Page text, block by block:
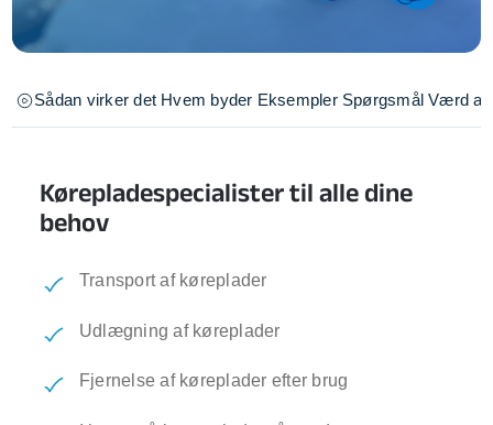
Sådan virker det Hvem byder Eksempler Spørgsmål Værd at
Kørepladespecialister til alle dine
behov
Transport af køreplader
Udlægning af køreplader
Fjernelse af køreplader efter brug